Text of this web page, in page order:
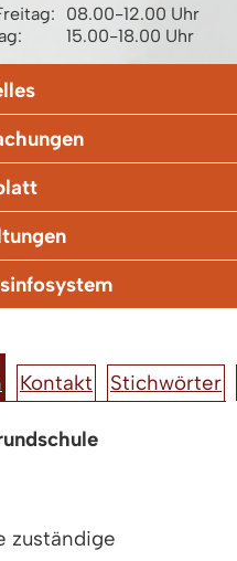
08.00-12.00 Uhr
15.00-18.00 Uhr
Kontakt Stichwörter
zuständige